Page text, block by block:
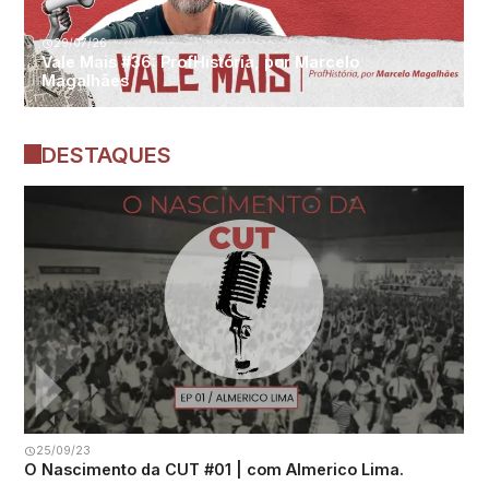
29/07/26
Vale Mais #36: ProfHistória, por Marcelo
Magalhães
DESTAQUES
25/09/23
O Nascimento da CUT #01 | com Almerico Lima.